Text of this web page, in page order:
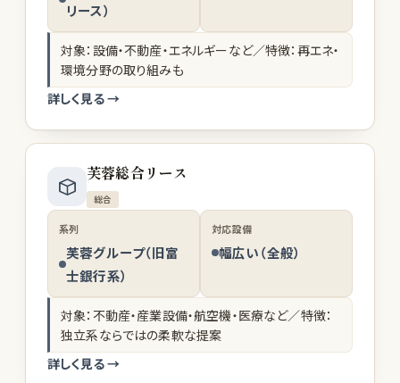
リース）
対象：設備・不動産・エネルギーなど／特徴：再エネ・
環境分野の取り組みも
詳しく見る →
芙蓉総合リース
総合
系列
芙蓉グループ（旧富
士銀行系）
対応設備
幅広い（全般）
対象：不動産・産業設備・航空機・医療など／特徴：
独立系ならではの柔軟な提案
詳しく見る →